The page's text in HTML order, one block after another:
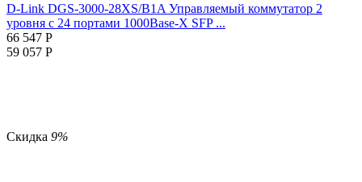
D-Link DGS-3000-28XS/B1A Управляемый коммутатор 2
уровня с 24 портами 1000Base-X SFP ...
66 547 Р
59 057 Р
Скидка 9%